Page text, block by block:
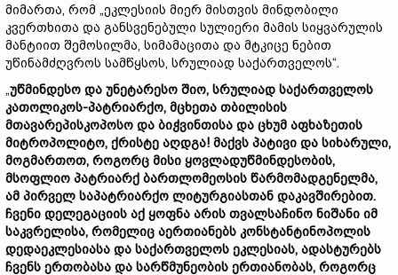
მიმართა, რომ „ეკლესიის მიერ მისთვის მინდობილი
კვერთხითა და განსვენებული სულიერი მამის სიყვარულის
მანტიით შემოსილმა, სიმამაცითა და მტკიცე ნებით
უწინამძღვროს სამწყსოს, სრულიად საქართველოს“.
„უწმინდესო და უნეტარესო შიო, სრულიად საქართველოს
კათოლიკოს-პატრიარქო, მცხეთა თბილისის
მთავარეპისკოპოსო და ბიჭვინთისა და ცხუმ აფხაზეთის
მიტროპოლიტო, ქრისტე აღდგა! მაქვს პატივი და სიხარული,
მოგმართოთ, როგორც მისი ყოვლადუწმინდესობის,
მსოფლიო პატრიარქ ბართლომეოსის წარმომადგენელმა,
ამ პირველ საპატრიარქო ლიტურგიასთან დაკავშირებით.
ჩვენი დელეგაციის აქ ყოფნა არის თვალსაჩინო ნიშანი იმ
საკვრელისა, რომელიც აერთიანებს კონსტანტინოპოლის
დედაეკლესიასა და საქართველოს ეკლესიას, ადასტურებს
ჩვენს ერთობასა და სარწმუნეობის ერთიანობას, როგორც